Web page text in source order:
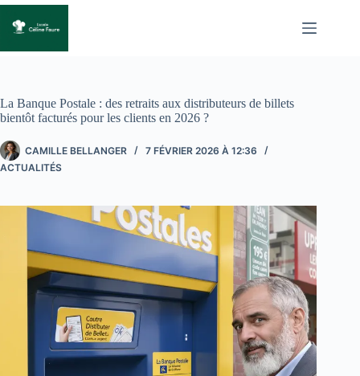
Passer
contenu
La Banque Postale : des retraits aux distributeurs de billets
bientôt facturés pour les clients en 2026 ?
CAMILLE BELLANGER
7 FÉVRIER 2026 À 12:36
ACTUALITÉS